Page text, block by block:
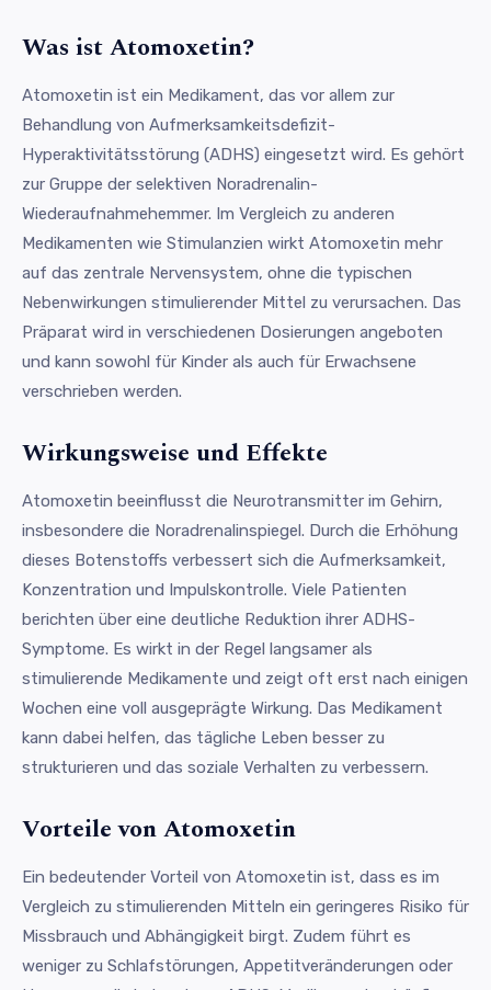
Was ist Atomoxetin?
Atomoxetin ist ein Medikament, das vor allem zur
Behandlung von Aufmerksamkeitsdefizit-
Hyperaktivitätsstörung (ADHS) eingesetzt wird. Es gehört
zur Gruppe der selektiven Noradrenalin-
Wiederaufnahmehemmer. Im Vergleich zu anderen
Medikamenten wie Stimulanzien wirkt Atomoxetin mehr
auf das zentrale Nervensystem, ohne die typischen
Nebenwirkungen stimulierender Mittel zu verursachen. Das
Präparat wird in verschiedenen Dosierungen angeboten
und kann sowohl für Kinder als auch für Erwachsene
verschrieben werden.
Wirkungsweise und Effekte
Atomoxetin beeinflusst die Neurotransmitter im Gehirn,
insbesondere die Noradrenalinspiegel. Durch die Erhöhung
dieses Botenstoffs verbessert sich die Aufmerksamkeit,
Konzentration und Impulskontrolle. Viele Patienten
berichten über eine deutliche Reduktion ihrer ADHS-
Symptome. Es wirkt in der Regel langsamer als
stimulierende Medikamente und zeigt oft erst nach einigen
Wochen eine voll ausgeprägte Wirkung. Das Medikament
kann dabei helfen, das tägliche Leben besser zu
strukturieren und das soziale Verhalten zu verbessern.
Vorteile von Atomoxetin
Ein bedeutender Vorteil von Atomoxetin ist, dass es im
Vergleich zu stimulierenden Mitteln ein geringeres Risiko für
Missbrauch und Abhängigkeit birgt. Zudem führt es
weniger zu Schlafstörungen, Appetitveränderungen oder